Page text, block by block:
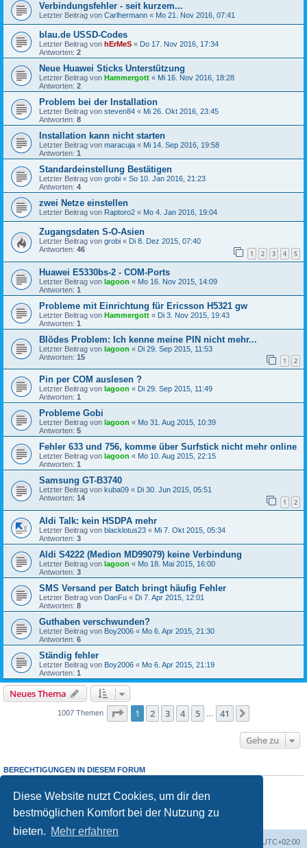
Diese Website nutzt Cookies, um dir den
bestmöglichen Komfort bei der Nutzung zu
bieten. Mehr erfahren
Verbindungsfehler - seit kurzem...
Letzter Beitrag von Carlhermann « Mo 21. Nov 2016, 07:41
blau.de USSD-Codes
Letzter Beitrag von hErMeS « Do 17. Nov 2016, 17:34
Antworten: 2
Neue Huawei Sticks Unterstützung
Letzter Beitrag von Hammergott « Mi 16. Nov 2016, 18:28
Antworten: 2
Problem bei der Installation
Letzter Beitrag von steven84 « Mi 26. Okt 2016, 23:45
Antworten: 8
Installation kann nicht starten
Letzter Beitrag von maracuja « Mi 14. Sep 2016, 19:58
Antworten: 1
Standardeinstellung Bestätigen
Letzter Beitrag von grobi « So 10. Jan 2016, 21:23
Antworten: 4
zwei Netze einstellen
Letzter Beitrag von Raptoro2 « Mo 4. Jan 2016, 19:04
Zugangsdaten S-O-Asien
Letzter Beitrag von grobi « Di 8. Dez 2015, 07:40
Antworten: 46 1 2 3 4 5
Huawei E5330bs-2 - COM-Ports
Letzter Beitrag von lagoon « Mo 16. Nov 2015, 14:09
Antworten: 1
Probleme mit Einrichtung für Ericsson H5321 gw
Letzter Beitrag von Hammergott « Di 3. Nov 2015, 19:43
Antworten: 1
Blödes Problem: Ich kenne meine PIN nicht mehr...
Letzter Beitrag von lagoon « Di 29. Sep 2015, 11:53
Antworten: 15 1 2
Pin per COM auslesen ?
Letzter Beitrag von lagoon « Di 29. Sep 2015, 11:49
Antworten: 1
Probleme Gobi
Letzter Beitrag von lagoon « Mo 31. Aug 2015, 10:39
Antworten: 5
Fehler 633 und 756, komme über Surfstick nicht mehr online
Letzter Beitrag von lagoon « Mo 10. Aug 2015, 22:15
Antworten: 1
Samsung GT-B3740
Letzter Beitrag von kuba09 « Di 30. Jun 2015, 05:51
Antworten: 14 1 2
Aldi Talk: kein HSDPA mehr
Letzter Beitrag von blacklotus23 « Mi 7. Okt 2015, 05:34
Antworten: 3
Aldi S4222 (Medion MD99079) keine Verbindung
Letzter Beitrag von lagoon « Mo 18. Mai 2015, 16:00
Antworten: 3
SMS Versand per Batch bringt häufig Fehler
Letzter Beitrag von DanFu « Di 7. Apr 2015, 12:01
Antworten: 8
Guthaben verschwunden?
Letzter Beitrag von Boy2006 « Mo 6. Apr 2015, 21:30
Antworten: 6
Ständig fehler
Letzter Beitrag von Boy2006 « Mo 6. Apr 2015, 21:19
Antworten: 1
Neues Thema
1007 Themen Seite 1von 41
1 2 3 4 5 41
Gehe zu
BERECHTIGUNGEN IN DIESEM FORUM
Du darfst keineAntworten zu Themen in diesem Forum erstellen.
Du darfst deine Beiträge in diesem Forumnichtändern.
Du darfst deine Beiträge in diesem Forum nicht löschen.
keine
UTC+02:00